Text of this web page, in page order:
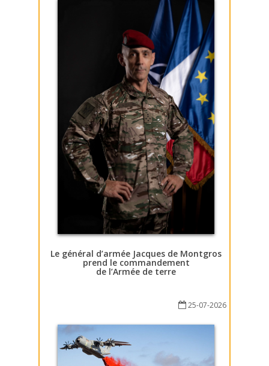
Le général d’armée Jacques de Montgros
prend le commandement
de l’Armée de terre
25-07-2026